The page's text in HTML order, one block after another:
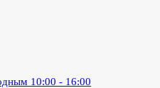
10:00 - 16:00